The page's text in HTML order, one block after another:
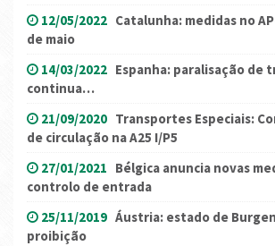
12/05/2022 Catalunha: medidas no
de maio
14/03/2022 Espanha: paralisação de
continua…
21/09/2020 Transportes Especiais:
de circulação na A25 I/P5
27/01/2021 Bélgica anuncia novas
controlo de entrada
25/11/2019 Áustria: estado de
proibição